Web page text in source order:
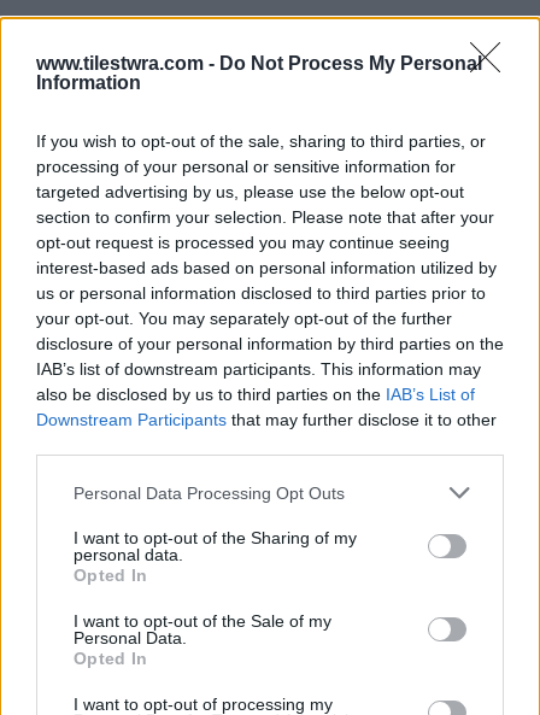
www.tilestwra.com - Do Not Process My Personal
Information
If you wish to opt-out of the sale, sharing to third parties, or
processing of your personal or sensitive information for
targeted advertising by us, please use the below opt-out
section to confirm your selection. Please note that after your
opt-out request is processed you may continue seeing
interest-based ads based on personal information utilized by
us or personal information disclosed to third parties prior to
your opt-out. You may separately opt-out of the further
disclosure of your personal information by third parties on the
IAB’s list of downstream participants. This information may
also be disclosed by us to third parties on the IAB’s List of
Downstream Participants that may further disclose it to other
Personal Data Processing Opt Outs
I want to opt-out of the Sharing of my
personal data.
Opted In
I want to opt-out of the Sale of my
Personal Data.
Opted In
I want to opt-out of processing my
Τι λέει το gov.gr για Ευρωπαϊκό Ψηφιακό
Πιστοποιητικό COVID-19
Όπως απαντάται στις πληροφορίες που
δημοσιεύονται στο gov.gr και στην ερώτηση:
«Έχει ημερομηνία λήξης το Ευρωπαϊκό
Ψηφιακό Πιστοποιητικό COVID – 19;», φαίνεται